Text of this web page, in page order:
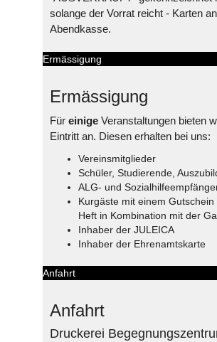
solange der Vorrat reicht - Karten
Abendkasse.
Ermässigung
Ermässigung
Für einige Veranstaltungen bieten
Eintritt an. Diesen erhalten bei uns:
Vereinsmitglieder
Schüler, Studierende,
ALG- und
Kurgäste mit einem
Heft in Kombination mit der
Inhaber der JULEICA
Inhaber der Ehrenamtskarte
Anfahrt
Anfahrt
Druckerei